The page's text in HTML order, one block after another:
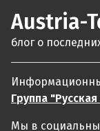
Austria-
блог о
Группа
Мы в